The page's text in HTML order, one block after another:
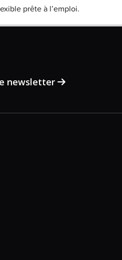
prête à l’emploi.
newsletter